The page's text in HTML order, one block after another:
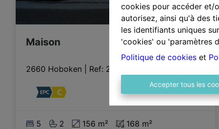
cookies pour accéder et/
autorisez, ainsi qu'à des
les identifiants uniques
'cookies' ou 'paramètres
Politique de cookies et
Accepter tous les
Maison
2660 Hoboken Ref: 2445
5 2 156 m² 168 m²